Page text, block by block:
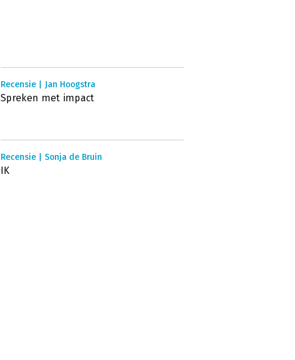
Recensie | Jan Hoogstra
Spreken met impact
Recensie | Sonja de Bruin
IK